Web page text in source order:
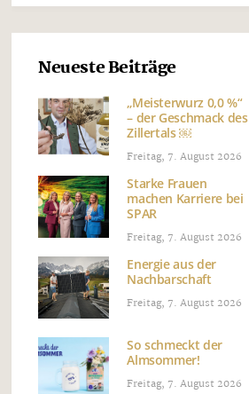
Neueste Beiträge
„Meisterwurz 0,0 %“
– der Geschmack des
Zillertals ￼
Freitag, 7. August 2026
Starke Frauen
machen Karriere bei
SPAR
Freitag, 7. August 2026
Energie aus der
Nachbarschaft
Freitag, 7. August 2026
So schmeckt der
Almsommer!
Freitag, 7. August 2026